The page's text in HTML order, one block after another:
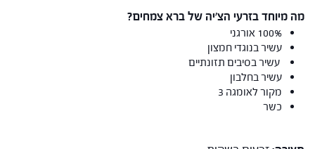
מה מיוחד בזרעי הצ'יה של ברא צמחים?
100% אורגני
עשיר בנוגדי חמצון
עשיר בסיבים תזונתיים
עשיר בחלבון
מקור לאומגה 3
כשר